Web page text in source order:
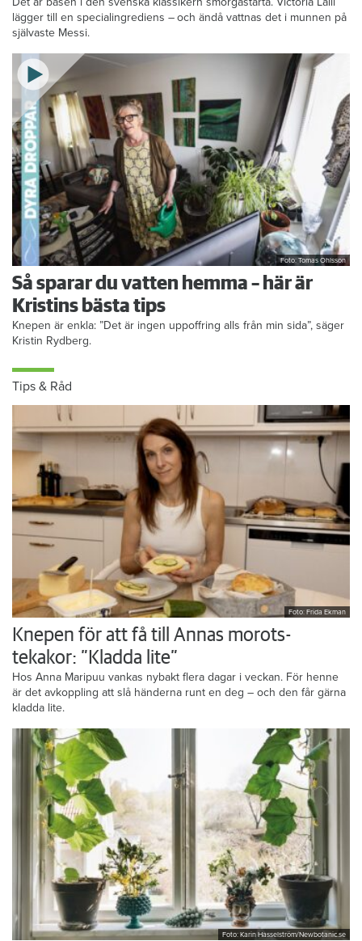
lägger till en specialingrediens – och ändå vattnas det i munnen på
självaste Messi.
Foto: Tomas Ohlsson
Så sparar du vatten hemma – här är
Kristins bästa tips
Knepen är enkla: ”Det är ingen uppoffring alls från min sida”, säger
Kristin Rydberg.
Tips & Råd
Foto: Frida Ekman
Knepen för att få till Annas morots-
tekakor: ”Kladda lite”
Hos Anna Maripuu vankas nybakt flera dagar i veckan. För henne
är det avkoppling att slå händerna runt en deg – och den får gärna
kladda lite.
Foto: Karin Hasselström/Newbotanic.se